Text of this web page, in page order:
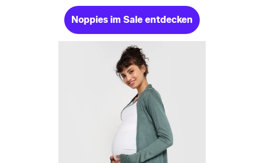
Noppies im Sale entdecken